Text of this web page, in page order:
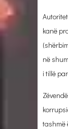
kanë
në
i tillë
tashmë